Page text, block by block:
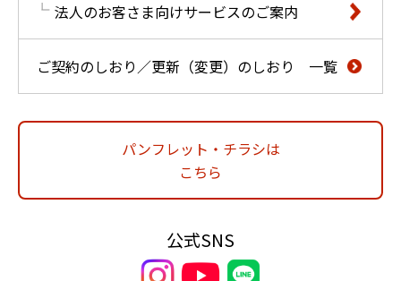
法人のお客さま向けサービスのご案内
ご契約のしおり／更新（変更）のしおり 一覧
パンフレット・チラシは
こちら
公式SNS